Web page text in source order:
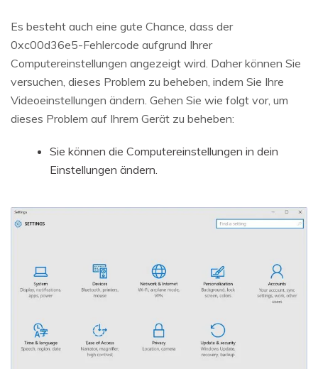
Es besteht auch eine gute Chance, dass der
0xc00d36e5-Fehlercode aufgrund Ihrer
Computereinstellungen angezeigt wird. Daher können Sie
versuchen, dieses Problem zu beheben, indem Sie Ihre
Videoeinstellungen ändern. Gehen Sie wie folgt vor, um
dieses Problem auf Ihrem Gerät zu beheben:
Sie können die Computereinstellungen in dein
Einstellungen ändern.